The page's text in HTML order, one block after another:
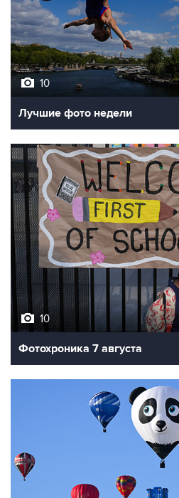
10
Лучшие фото недели
10
Фотохроника 7 августа